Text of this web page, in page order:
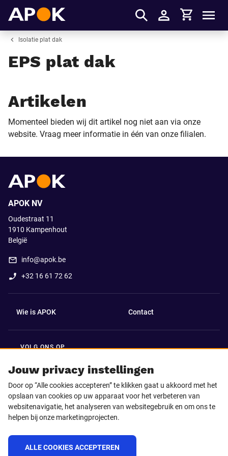
Inloggen
Winkelmandje
Isolatie plat dak
EPS plat dak
Artikelen
Momenteel bieden wij dit artikel nog niet aan via onze
website. Vraag meer informatie in één van onze filialen.
Jouw privacy instellingen
Door op “Alle cookies accepteren” te klikken gaat u akkoord met het
opslaan van cookies op uw apparaat voor het verbeteren van
websitenavigatie, het analyseren van websitegebruik en om ons te
helpen bij onze marketingprojecten.
ALLE COOKIES ACCEPTEREN
APOK NV
Oudestraat 11
1910 Kampenhout
België
info@apok.be
+32 16 61 72 62
Wie is APOK Contact
VOLG ONS OP
Facebook
Instagram TikTok